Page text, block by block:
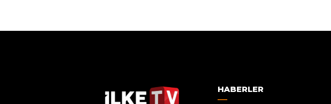
HABERLER